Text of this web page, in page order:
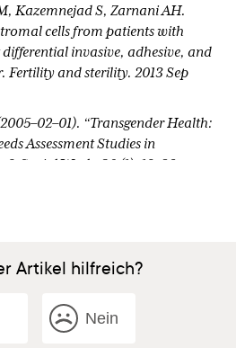
Kazemnejad S, Zarnani AH.
cells from patients with
invasive, adhesive, and
Fertility and sterility. 2013 Sep
“Transgender Health:
Assessment Studies in
Social Work. 30 (1): 19–26.
Artikel hilfreich?
Nein